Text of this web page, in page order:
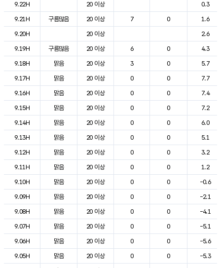
9.22H
20 이상
0.3
9.21H
구름많음 20 이상 7 0
1.6
9.20H
20 이상
2.6
9.19H
구름많음 20 이상 6 0
4.3
9.18H
맑음 20 이상 3 0
5.7
9.17H
맑음 20 이상 0 0
7.7
9.16H
맑음 20 이상 0 0
7.4
9.15H
맑음 20 이상 0 0
7.2
9.14H
맑음 20 이상 0 0
6.0
9.13H
맑음 20 이상 0 0
5.1
9.12H
맑음 20 이상 0 0
3.2
9.11H
맑음 20 이상 0 0
1.2
9.10H
맑음 20 이상 0 0
-0.6
9.09H
맑음 20 이상 0 0
-2.1
9.08H
맑음 20 이상 0 0
-4.1
9.07H
맑음 20 이상 0 0
-5.1
9.06H
맑음 20 이상 0 0
-5.6
9.05H
맑음 20 이상 0 0
-5.3